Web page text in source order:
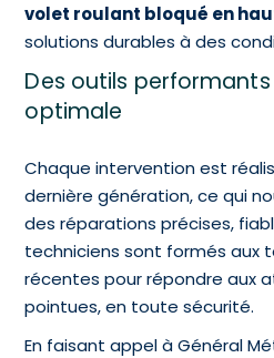
volet roulant bloqué en
solutions durables à des
Des outils
optimale
Chaque intervention est
dernière génération, ce qui
des réparations précises,
techniciens sont formés aux
récentes pour répondre aux
pointues, en toute sécurité.
En faisant appel à Général